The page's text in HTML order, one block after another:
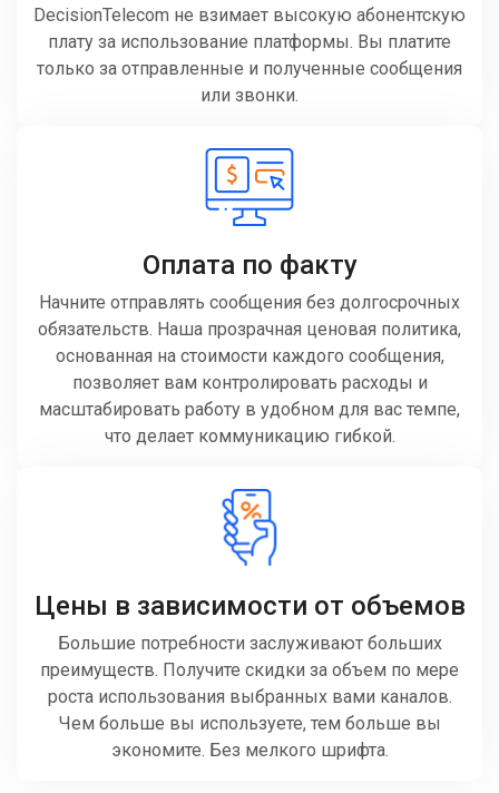
DecisionTelecom не взимает высокую абонентскую
плату за использование платформы. Вы платите
только за отправленные и полученные сообщения
или звонки.
Оплата по факту
Начните отправлять сообщения без долгосрочных
обязательств. Наша прозрачная ценовая политика,
основанная на стоимости каждого сообщения,
позволяет вам контролировать расходы и
масштабировать работу в удобном для вас темпе,
что делает коммуникацию гибкой.
Цены в зависимости от объемов
Большие потребности заслуживают больших
преимуществ. Получите скидки за объем по мере
роста использования выбранных вами каналов.
Чем больше вы используете, тем больше вы
экономите. Без мелкого шрифта.